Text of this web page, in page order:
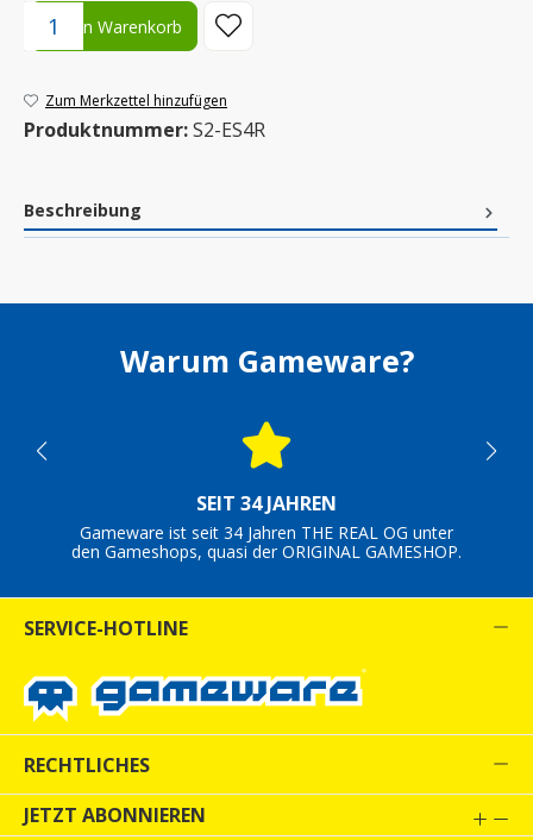
Produkt Anzahl: Gib den gewünschten Wert ein oder benutze
In den Warenkorb
Zum Merkzettel hinzufügen
Produktnummer:S2-ES4R
Beschreibung
Warum Gameware?
SEIT 34 JAHREN
Gameware ist seit 34 Jahren THE REAL OG unter
den Gameshops, quasi der ORIGINAL GAMESHOP.
SERVICE-HOTLINE
RECHTLICHES
JETZT ABONNIEREN